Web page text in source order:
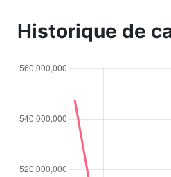
Historique de